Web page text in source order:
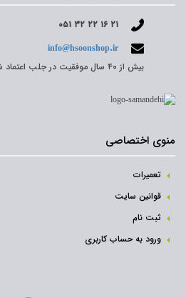
۰۵۱ ۳۲ ۲۲ ۱۶ ۲۱
info@hsoonshop.ir
بیش از ۴۰ سال موفقیت در جلب اعتماد شما
منوی اختصاصی
تعمیرات
قوانین سایت
ثبت نام‌
ورود به حساب کاربری